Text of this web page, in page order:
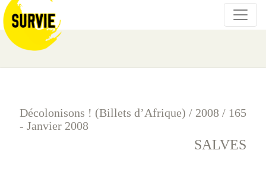
Décolonisons ! (Billets d’Afrique) / 2008 / 165
- Janvier 2008
SALVES